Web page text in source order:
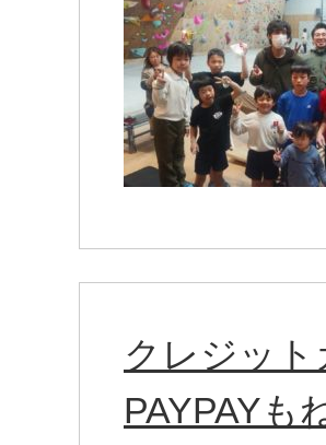
クレジット
PAYPAYも